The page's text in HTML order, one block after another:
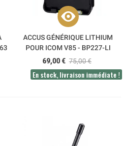
ACCUS GÉNÉRIQUE LITHIUM
POUR ICOM V85 - BP227-LI
69,00 € 75,00 €
En stock, livraison immédiate !